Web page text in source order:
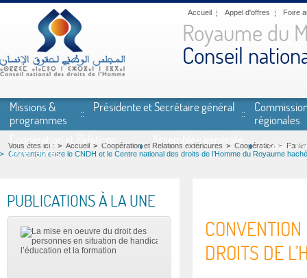
Aller au contenu principal
Accueil Appel d'offres Foire
Royaume du
Conseil
Missions &
programmes
Présidente et Secrétaire général
régionales
Coopération et Relations
extérieures
Assemblée générale Espace
Vous êtes ici : Accueil Coopération et Relations extérieures Coopération
Convention entre le CNDH et le Centre national des droits de l’Homme du Royaume
PUBLICATIONS À LA UNE
DROITS DE